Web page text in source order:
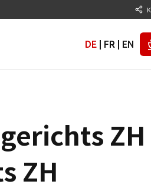
DE FR EN
ZH
ZH